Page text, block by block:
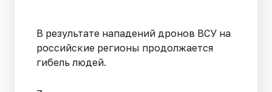
В результате нападений дронов ВСУ на
российские регионы продолжается
гибель людей.